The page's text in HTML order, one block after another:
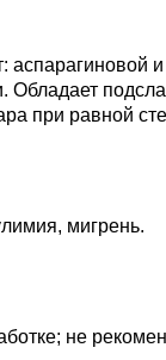
аспарагиновой
Обладает
при равной
мигрень.
не